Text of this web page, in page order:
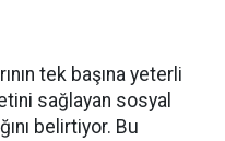
tek başına yeterli
sağlayan sosyal
belirtiyor. Bu